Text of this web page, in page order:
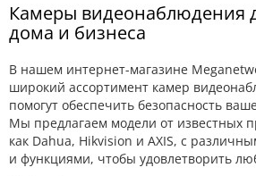
Камеры видеонаблюдения
дома и бизнеса
В нашем интернет-магазине
широкий ассортимент камер
помогут обеспечить безопасность
Мы предлагаем модели от известных
как Dahua, Hikvision и AXIS, с
и функциями, чтобы удовлетворить